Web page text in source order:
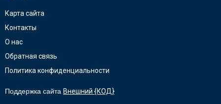
Карта сайта
Контакты
О нас
Обратная связь
Политика конфиденциальности
Поддержка сайта Внешний {КОД}